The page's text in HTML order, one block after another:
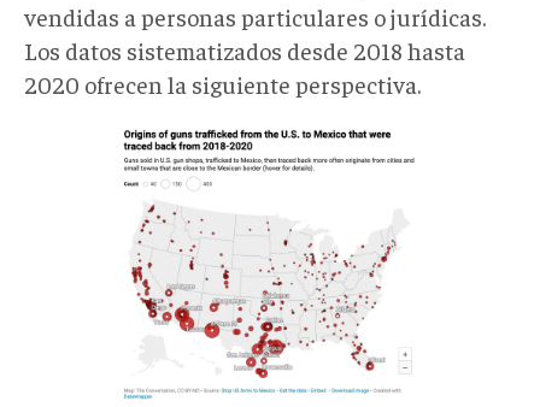
vendidas a personas particulares o jurídicas.
Los datos sistematizados desde 2018 hasta
2020 ofrecen la siguiente perspectiva.